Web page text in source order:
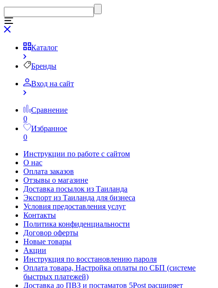
Каталог
Бренды
Вход на сайт
Сравнение
0
Избранное
0
Инструкции по работе с сайтом
О нас
Оплата заказов
Отзывы о магазине
Доставка посылок из Таиланда
Экспорт из Таиланда для бизнеса
Условия предоставления услуг
Контакты
Политика конфиденциальности
Договор оферты
Новые товары
Акции
Инструкция по восстановлению пароля
Оплата товара, Настройка оплаты по СБП (системе
быстрых платежей)
Доставка до ПВЗ и постаматов 5Post расширяет